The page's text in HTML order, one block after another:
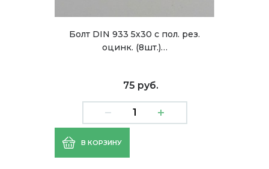
Болт DIN 933 5х30 с пол. рез.
оцинк. (8шт.)…
75 руб.
В КОРЗИНУ